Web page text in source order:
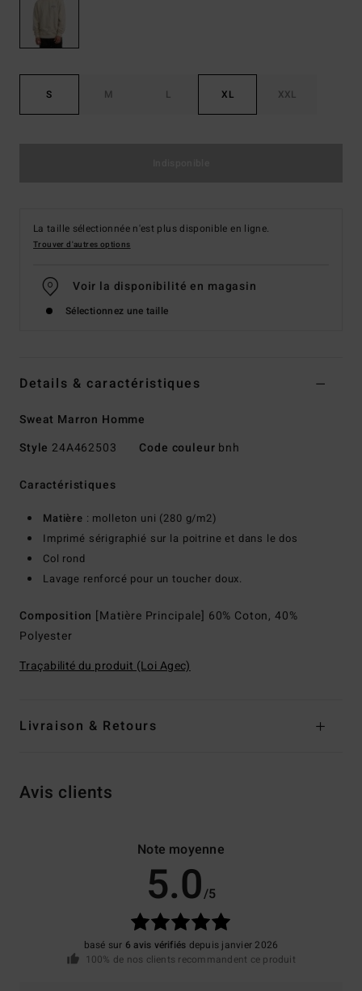
S M L XL XXL
La taille sélectionnée n'est plus disponible en ligne.
Trouver d'autres options
Voir la disponibilité en magasin
Sélectionnez une taille
Details & caractéristiques
Sweat Marron Homme
Style 24A462503 Code couleur bnh
Caractéristiques
Matière : molleton uni (280 g/m2)
Imprimé sérigraphié sur la poitrine et dans le dos
Col rond
Lavage renforcé pour un toucher doux.
Composition [Matière Principale] 60% Coton, 40%
Polyester
Traçabilité du produit (Loi Agec)
Livraison & Retours
Avis clients
Note moyenne
5.0/5
basé sur 6 avis vérifiés depuis janvier 2026
100% de nos clients recommandent ce produit